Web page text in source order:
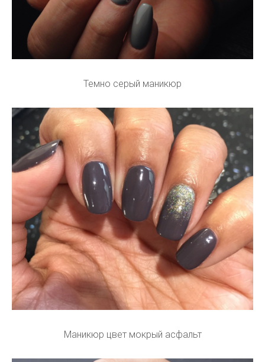
Темно серый маникюр
Маникюр цвет мокрый асфальт